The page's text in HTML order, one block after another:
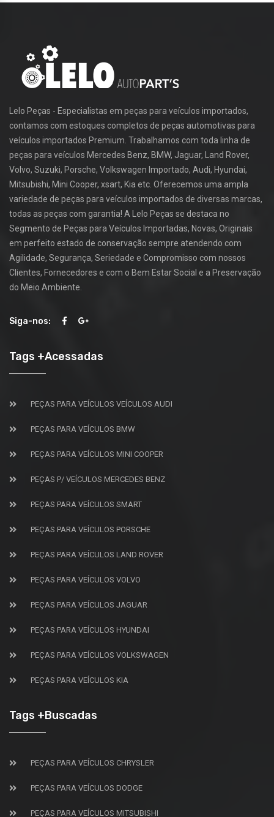
Lelo Peças - Especialistas em peças para veículos importados,
contamos com estoques completos de peças automotivas para
veículos importados Premium. Trabalhamos com toda linha de
peças para veículos Mercedes Benz, BMW, Jaguar, Land Rover,
Volvo, Suzuki, Porsche, Volkswagen Importado, Audi, Hyundai,
Mitsubishi, Mini Cooper, xsart, Kia etc. Oferecemos uma ampla
variedade de peças para veículos importados de diversas marcas,
todas as peças com garantia! A Lelo Peças se destaca no
Segmento de Peças para Veículos Importadas, Novas, Originais
em perfeito estado de conservação sempre atendendo com
Agilidade, Segurança, Seriedade e Compromisso com nossos
Clientes, Fornecedores e com o Bem Estar Social e a Preservação
do Meio Ambiente.
Siga-nos:
Tags +Acessadas
PEÇAS PARA VEÍCULOS VEÍCULOS AUDI
PEÇAS PARA VEÍCULOS BMW
PEÇAS PARA VEÍCULOS MINI COOPER
PEÇAS P/ VEÍCULOS MERCEDES BENZ
PEÇAS PARA VEÍCULOS SMART
PEÇAS PARA VEÍCULOS PORSCHE
PEÇAS PARA VEÍCULOS LAND ROVER
PEÇAS PARA VEÍCULOS VOLVO
PEÇAS PARA VEÍCULOS JAGUAR
PEÇAS PARA VEÍCULOS HYUNDAI
PEÇAS PARA VEÍCULOS VOLKSWAGEN
PEÇAS PARA VEÍCULOS KIA
Tags +Buscadas
PEÇAS PARA VEÍCULOS CHRYSLER
PEÇAS PARA VEÍCULOS DODGE
PEÇAS PARA VEÍCULOS MITSUBISHI